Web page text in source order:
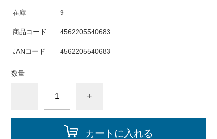
在庫 9
商品コード 4562205540683
JANコード 4562205540683
数量
- +
カートに入れる